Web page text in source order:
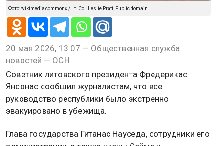
Фото: wikimedia commons / Lt. Col. Leslie Pratt, Public domain
20 мая 2026, 13:07 — Общественная служба
новостей — ОСН
Советник литовского президента Фредерикас
Янсонас сообщил журналистам, что все
руководство республики было экстренно
эвакуировано в убежища.
Глава государства Гитанас Науседа, сотрудники его